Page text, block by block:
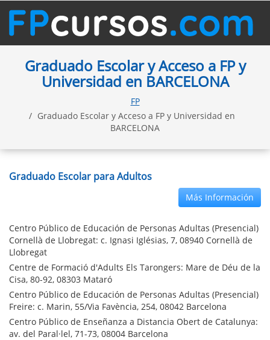
Graduado Escolar y Acceso a FP y
Universidad en BARCELONA
FP
Graduado Escolar y Acceso a FP y Universidad en
BARCELONA
Graduado Escolar para Adultos
Más Información
Centro Público de Educación de Personas Adultas (Presencial)
Cornellà de Llobregat: c. Ignasi Iglésias, 7, 08940 Cornellà de
Llobregat
Centre de Formació d'Adults Els Tarongers: Mare de Déu de la
Cisa, 80-92, 08303 Mataró
Centro Público de Educación de Personas Adultas (Presencial)
Freire: c. Marin, 55/Via Favència, 254, 08042 Barcelona
Centro Público de Enseñanza a Distancia Obert de Catalunya:
av. del Paral·lel, 71-73, 08004 Barcelona